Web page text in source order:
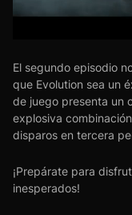
El segundo episodio
que Evolution sea un
de juego presenta un
explosiva
disparos en tercera
¡Prepárate para
inesperados!